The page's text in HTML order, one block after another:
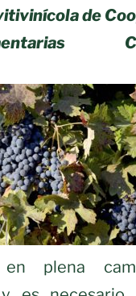
de
en plena